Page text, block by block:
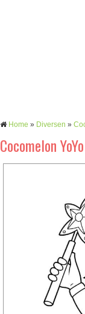
Home » Diversen »
Cocomelon